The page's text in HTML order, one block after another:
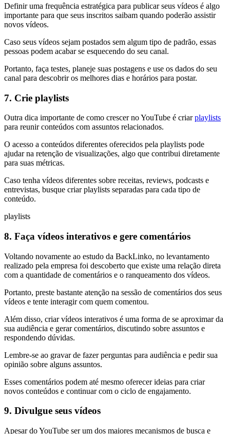
Definir uma frequência estratégica para publicar seus vídeos é algo
importante para que seus inscritos saibam quando poderão assistir
novos vídeos.
Caso seus vídeos sejam postados sem algum tipo de padrão, essas
pessoas podem acabar se esquecendo do seu canal.
Portanto, faça testes, planeje suas postagens e use os dados do seu
canal para descobrir os melhores dias e horários para postar.
7. Crie playlists
Outra dica importante de como crescer no YouTube é criarplaylists
para reunir conteúdos com assuntos relacionados.
O acesso a conteúdos diferentes oferecidos pela playlists pode
ajudar na retenção de visualizações, algo que contribui diretamente
para suas métricas.
Caso tenha vídeos diferentes sobre receitas, reviews, podcasts e
entrevistas, busque criar playlists separadas para cada tipo de
conteúdo.
playlists
8. Faça vídeos interativos e gere comentários
Voltando novamente ao estudo da BackLinko, no levantamento
realizado pela empresa foi descoberto que existe uma relação direta
com a quantidade de comentários e o ranqueamento dos vídeos.
Portanto, preste bastante atenção na sessão de comentários dos seus
vídeos e tente interagir com quem comentou.
Além disso, criar vídeos interativos é uma forma de se aproximar da
sua audiência e gerar comentários, discutindo sobre assuntos e
respondendo dúvidas.
Lembre-se ao gravar de fazer perguntas para audiência e pedir sua
opinião sobre alguns assuntos.
Esses comentários podem até mesmo oferecer ideias para criar
novos conteúdos e continuar com o ciclo de engajamento.
9. Divulgue seus vídeos
Apesar do YouTube ser um dos maiores mecanismos de busca e